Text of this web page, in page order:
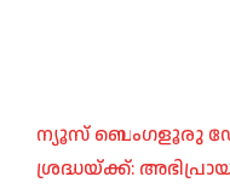
ന്യൂസ് ബെംഗളൂരു
ശ്രദ്ധയ്ക്ക്: